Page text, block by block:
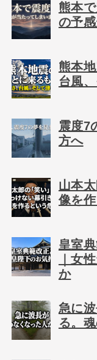
熊本
の予
熊本
台風
震度7
方へ
山本
像を
皇室
｜女
か
急に
る。